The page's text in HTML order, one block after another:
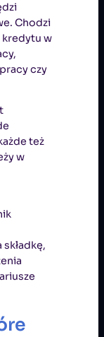
Chodzi
kredytu w
czy
też
w